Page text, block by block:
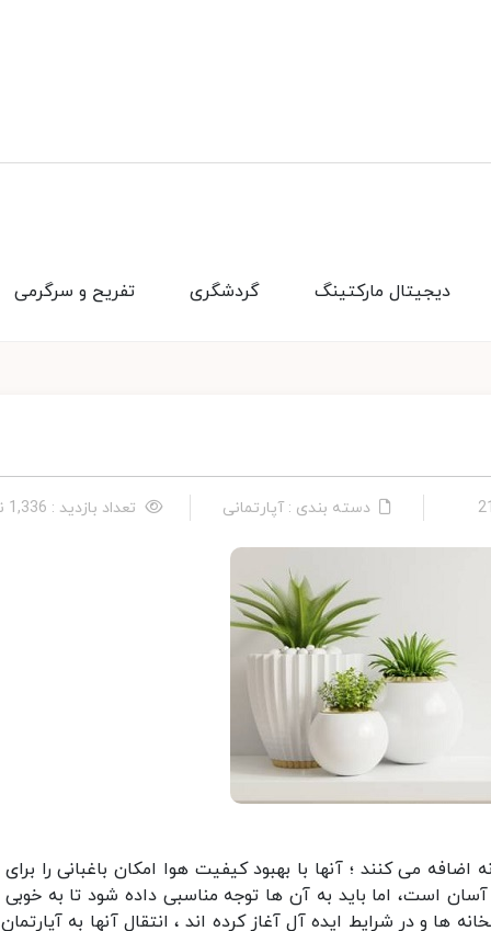
تفریح و سرگرمی گردشگری دیجیتال مارکتینگ
دسته بندی : آپارتمانی تعداد بازدید : 1,336 نفر
اضافه می کنند ؛ آنها با بهبود کیفیت هوا امکان باغبانی را
است، اما باید به آن ها توجه مناسبی داده شود تا به
ها و در شرایط ایده آل آغاز کرده اند ، انتقال آنها به آپارتمان